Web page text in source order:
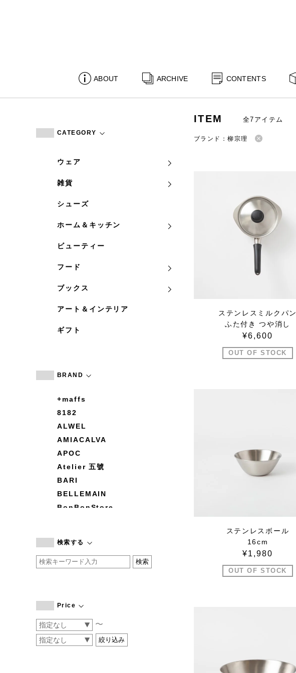
ABOUT ARCHIVE CONTENTS
CATEGORY
ウェア
雑貨
シューズ
ホーム＆キッチン
ビューティー
フード
ブックス
アート＆インテリア
ギフト
BRAND
+maffs
8182
ALWEL
AMIACALVA
APOC
Atelier 五號
BARI
BELLEMAIN
BonBonStore
by basics
CATWORTH
COGTHEBIGSMOKE
CONVERSE
DEAN & DELUCA
検索する
Price
〜
ITEM 全7アイテム
ブランド：柳宗理
ステンレスミルクパン
ふた付き つや消し
¥6,600
OUT OF STOCK
ステンレスボール
16cm
¥1,980
OUT OF STOCK